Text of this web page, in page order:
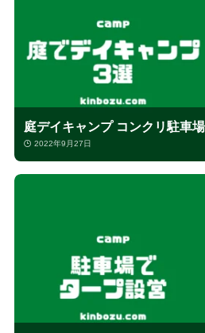
庭デイキャンプ コンクリ駐車
2022年9月27日